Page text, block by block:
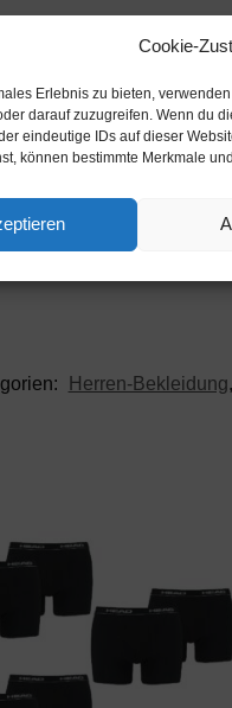
Cookie-
Erlebnis zu bieten,
darauf zuzugreifen. Wenn du
eindeutige IDs auf dieser
können bestimmte Merkmale
Herren-Bekleidung,